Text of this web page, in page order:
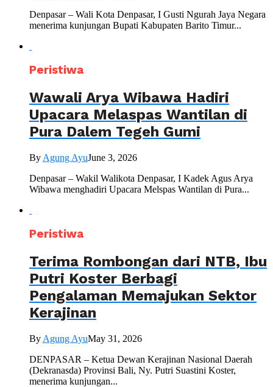
Denpasar – Wali Kota Denpasar, I Gusti Ngurah Jaya Negara
menerima kunjungan Bupati Kabupaten Barito Timur...
Peristiwa
Wawali Arya Wibawa Hadiri
Upacara Melaspas Wantilan di
Pura Dalem Tegeh Gumi
By Agung AyuJune 3, 2026
Denpasar – Wakil Walikota Denpasar, I Kadek Agus Arya
Wibawa menghadiri Upacara Melspas Wantilan di Pura...
Peristiwa
Terima Rombongan dari NTB, Ibu
Putri Koster Berbagi
Pengalaman Memajukan Sektor
Kerajinan
By Agung AyuMay 31, 2026
DENPASAR – Ketua Dewan Kerajinan Nasional Daerah
(Dekranasda) Provinsi Bali, Ny. Putri Suastini Koster,
menerima kunjungan...